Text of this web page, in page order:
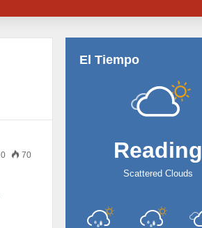
0 70
El Tiempo
Reading
Scattered Clouds